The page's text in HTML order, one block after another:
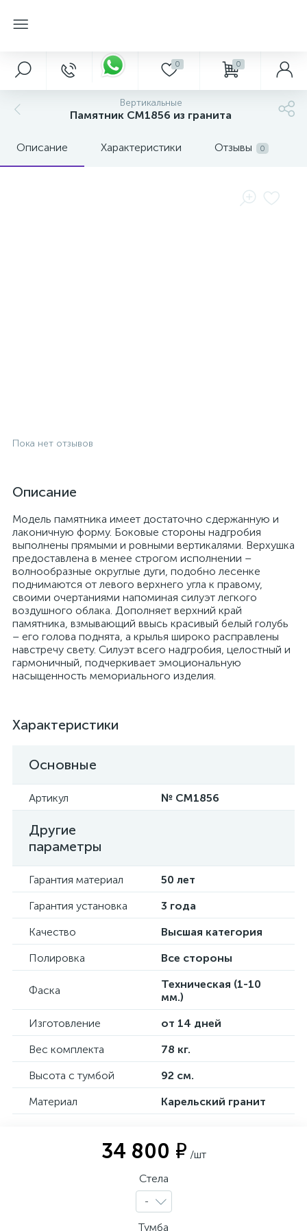
0 0
Вертикальные
Памятник CM1856 из гранита
Описание Характеристики Отзывы 0
Пока нет отзывов
Описание
Модель памятника имеет достаточно сдержанную и
лаконичную форму. Боковые стороны надгробия
выполнены прямыми и ровными вертикалями. Верхушка
предоставлена в менее строгом исполнении –
волнообразные округлые дуги, подобно лесенке
поднимаются от левого верхнего угла к правому,
своими очертаниями напоминая силуэт легкого
воздушного облака. Дополняет верхний край
памятника, взмывающий ввысь красивый белый голубь
– его голова поднята, а крылья широко расправлены
навстречу свету. Силуэт всего надгробия, целостный и
гармоничный, подчеркивает эмоциональную
насыщенность мемориального изделия.
Характеристики
Основные
Артикул № CM1856
Другие
параметры
Гарантия материал
50 лет
Гарантия установка
3 года
Качество
Высшая категория
Полировка
Все стороны
Фаска
Техническая (1-10
мм.)
Изготовление
от 14 дней
Вес комплекта
78 кг.
Высота с тумбой
92 см.
Материал
Карельский гранит
34 800 ₽ /шт
Стела
-
Тумба